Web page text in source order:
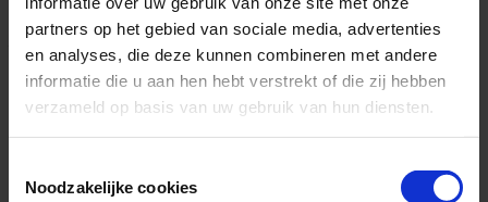
partners op het gebied van sociale media, advertenties
en analyses, die deze kunnen combineren met andere
informatie die u aan hen hebt verstrekt of die zij hebben
verzameld op basis van uw gebruik van hun diensten.
Selection
Noodzakelijke cookies
𝑠𝑒𝑐𝑡𝑜𝑟. 𝐸𝑛 𝑑𝑎𝑎𝑟 𝘩𝑜𝑜𝑟𝑡 𝑑𝑒𝑧𝑒 𝐽𝑎𝑎𝑟𝑟𝑎𝑝𝑝𝑜𝑟𝑡𝑎𝑔𝑒 ‘𝐶𝑖𝑗𝑓𝑒𝑟𝑠 &
𝐵𝑖𝑗𝑧𝑜𝑛𝑑𝑒𝑟𝘩𝑒𝑑𝑒𝑛 𝟸𝟶𝟸𝟺’ 𝑜𝑜𝑘 𝑏𝑖𝑗. 𝑂𝑝 𝑑𝑖𝑒 𝑚𝑎𝑛𝑖𝑒𝑟 𝘩𝑜𝑝𝑒𝑛 𝑤𝑒 𝑖𝑛 𝑖𝑒𝑑𝑒𝑟
𝑔𝑒𝑣𝑎𝑙 𝑏𝑖𝑗 𝑡𝑒 𝑑𝑟𝑎𝑔𝑒𝑛 𝑎𝑎𝑛 𝑒𝑒𝑛 𝑐𝑜𝑟𝑟𝑒𝑐𝑡𝑒 𝑏𝑒𝑒𝑙𝑑𝑣𝑜𝑟𝑚𝑖𝑛𝑔 𝑜𝑣𝑒𝑟 𝑡𝑏𝑠. 𝑊𝑎𝑛𝑡
𝑜𝑛𝑏𝑒𝑘𝑒𝑛𝑑 𝑚𝑎𝑎𝑘𝑡 (𝑣𝑎𝑎𝑘) 𝑜𝑛𝑏𝑒𝑚𝑖𝑛𝑑.”